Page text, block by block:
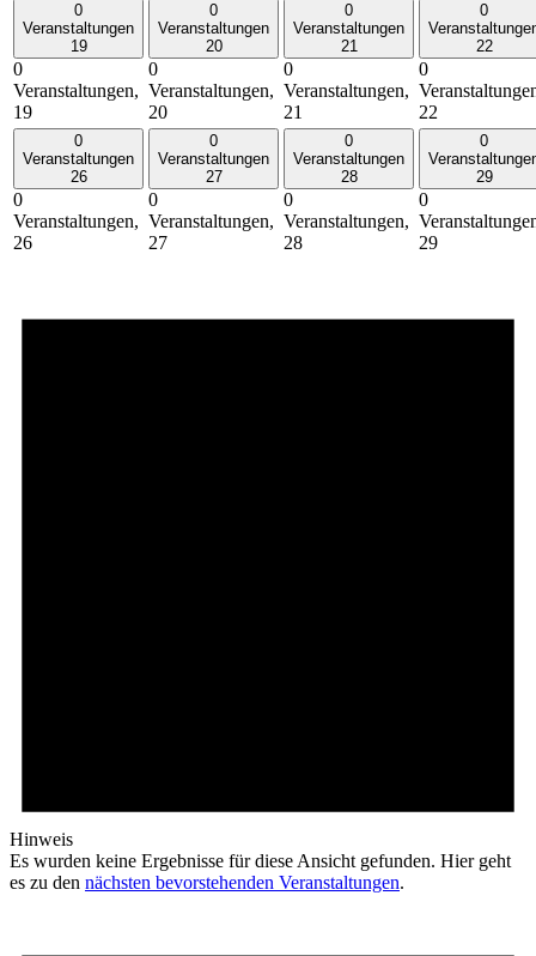
0
Veranstaltungen
19
0
Veranstaltungen,
19
0
Veranstaltungen
20
0
Veranstaltungen,
20
0
Veranstaltungen
21
0
Veranstaltungen,
21
0
22
0
22
0
Veranstaltungen
26
0
Veranstaltungen,
26
0
Veranstaltungen
27
0
Veranstaltungen,
27
0
Veranstaltungen
28
0
Veranstaltungen,
28
0
29
0
29
Hinweis
Es wurden keine Ergebnisse für diese Ansicht gefunden. Hier geht
es zu den nächsten bevorstehenden Veranstaltungen.